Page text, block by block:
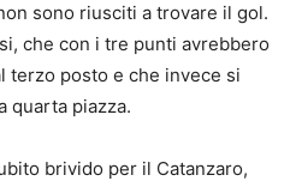
sono riusciti a trovare il gol.
che con i tre punti avrebbero
terzo posto e che invece si
quarta piazza.
brivido per il Catanzaro,